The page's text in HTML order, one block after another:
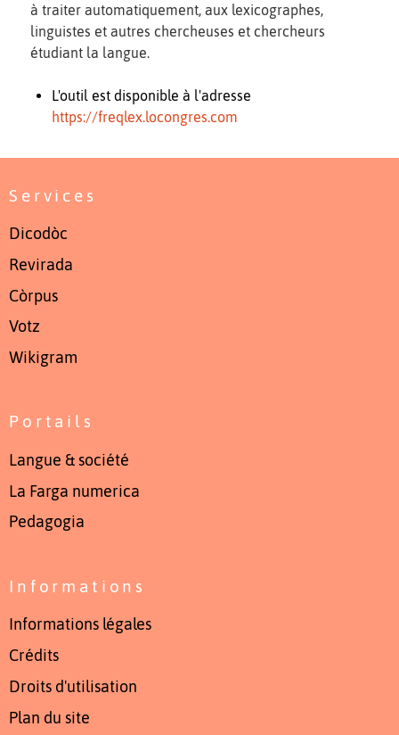
à traiter automatiquement, aux lexicographes,
linguistes et autres chercheuses et chercheurs
étudiant la langue.
L'outil est disponible à l'adresse
https://freqlex.locongres.com
Services
Dicodòc
Revirada
Còrpus
Votz
Wikigram
Portails
Langue & société
La Farga numerica
Pedagogia
Informations
Informations légales
Crédits
Droits d'utilisation
Plan du site